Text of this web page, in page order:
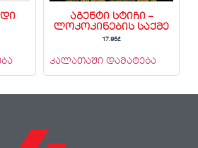
აგენტი სტიჩი –
ლოკოკინების საქმე
17.95₾
კალათაში დამატება